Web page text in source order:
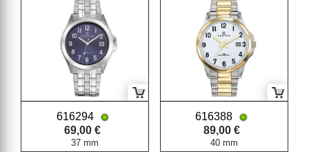
616294
69,00 €
37 mm
616388
89,00 €
40 mm